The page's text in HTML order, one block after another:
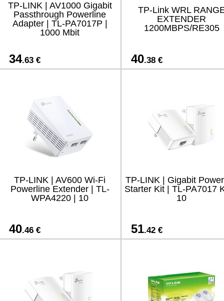
TP-LINK | AV1000 Gigabit
Passthrough Powerline
Adapter | TL-PA7017P |
1000 Mbit
34.63 €
TP-Link WRL
EXTENDER
1200MBPS/RE305
40.38 €
TP-LINK | AV600 Wi-Fi
Powerline Extender | TL-
WPA4220 | 10
40.46 €
TP-LINK | Gigabit
Starter Kit | TL-PA7017
10
51.42 €